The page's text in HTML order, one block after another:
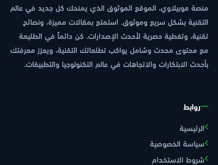
منصة موبيلاوي، الموقع الموثوق الذي يمنحك كل جديد في عالم
التقنية بشكل سريع وموثوق. استمتع بمقالات مميزة، ونصائح
تقنية، وتغطية حصرية لأحدث الإصدارات. كن دائماً في الطليعة
مع محتوى محدث وشامل يواكب تطلعاتك التقنية، ويعزز معرفتك
بأحدث الابتكارات والاتجاهات في عالم التكنولوجيا والتطبيقات.
روابط
الرئيسية
سياسة الخصوصية
شروط الاستخدام